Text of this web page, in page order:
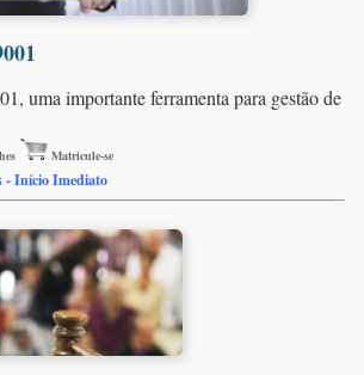
uma importante ferramenta para gestão de
Matricule-se
- Início Imediato